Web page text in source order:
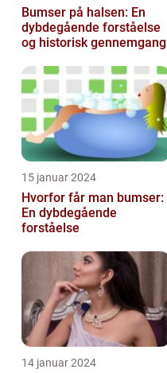
Bumser på halsen: En
dybdegående forståelse
og historisk gennemgang
15 januar 2024
Hvorfor får man bumser:
En dybdegående
forståelse
14 januar 2024